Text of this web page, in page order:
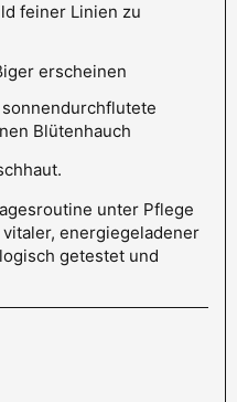
feiner Linien zu
erscheinen
Blütenhauch
unter Pflege
energiegeladener
getestet und